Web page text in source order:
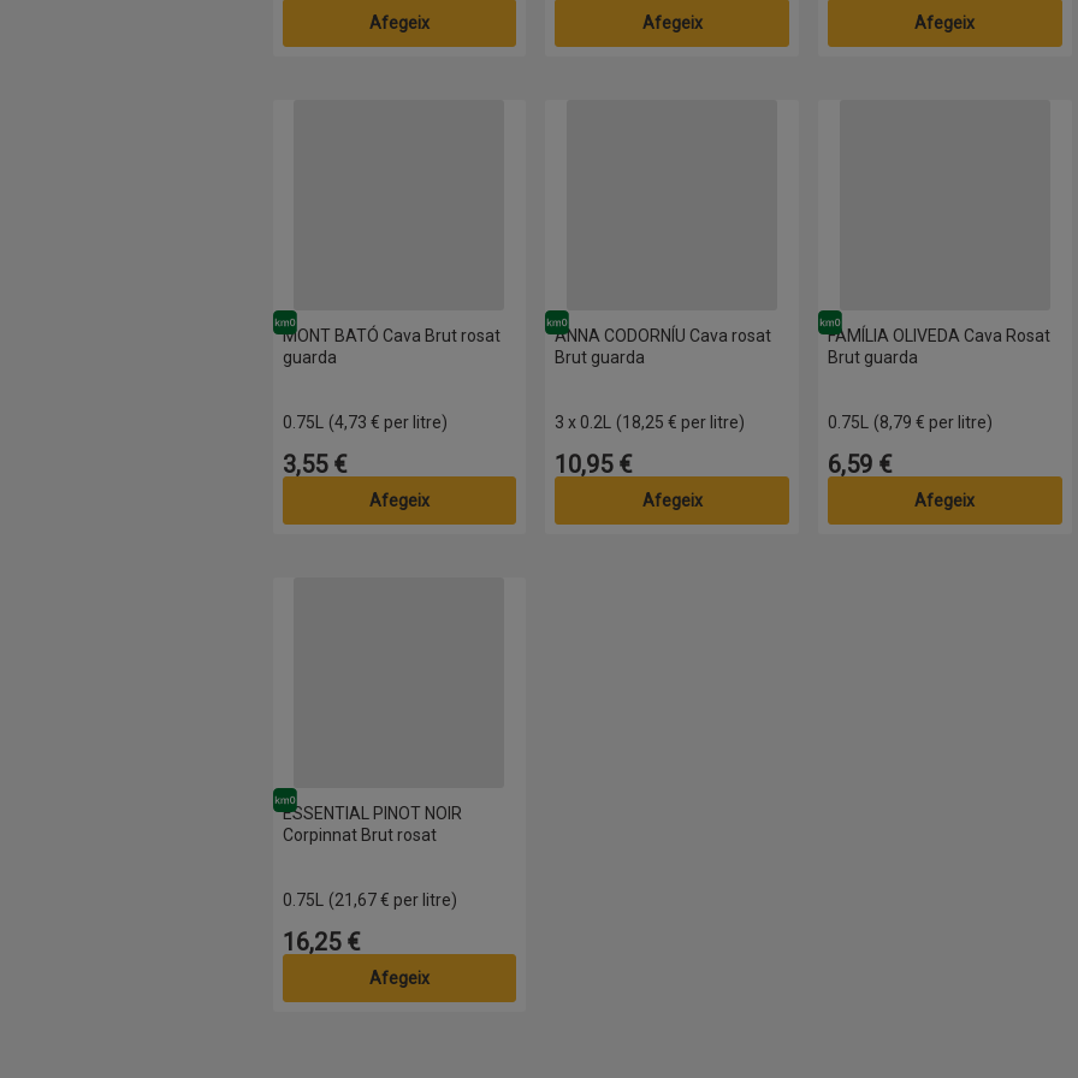
Afegeix
Afegeix Afegeix
Km0
MONT BATÓ Cava Brut rosat
guarda
0.75L (4,73 € per litre)
Preu
3,55 €
Afegeix
Km0
ANNA CODORNÍU Cava rosat
Brut guarda
3 x 0.2L (18,25 € per litre)
Preu
10,95 €
Afegeix
Km0
FAMÍLIA OLIVEDA Cava Rosat
Brut guarda
0.75L (8,79 € per litre)
Preu
6,59 €
Afegeix
Km0
ESSENTIAL PINOT NOIR
Corpinnat Brut rosat
0.75L (21,67 € per litre)
Preu
16,25 €
Afegeix